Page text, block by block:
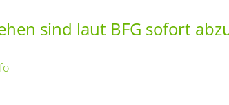
sind laut BFG sofort